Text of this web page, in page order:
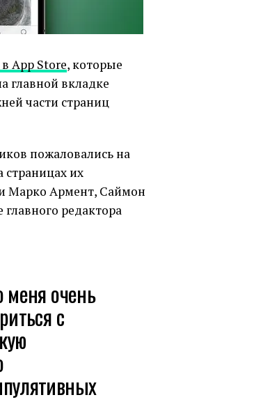
App Store, которые
главной вкладке
части страниц
пожаловались на
их
Марко Армент, Саймон
редактора
меня очень
с